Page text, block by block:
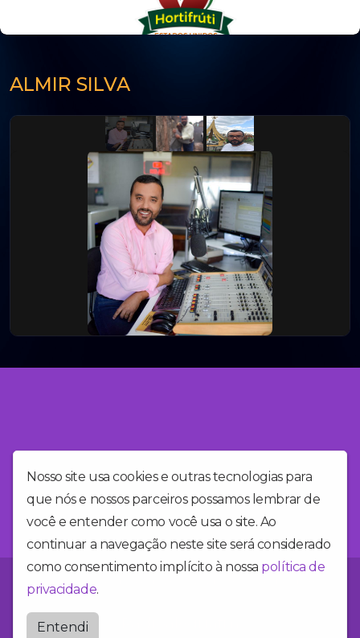
ALMIR SILVA
Nosso site usa cookies e outras tecnologias para
que nós e nossos parceiros possamos lembrar de
você e entender como você usa o site. Ao
continuar a navegação neste site será considerado
como consentimento implícito à nossa política de
privacidade.
Entendi
Você está no site da Alegria FM, a rádio mais alegre do Brasil!